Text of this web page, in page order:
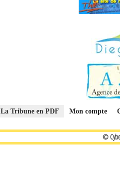
La Tribune en PDF Mon compte
©